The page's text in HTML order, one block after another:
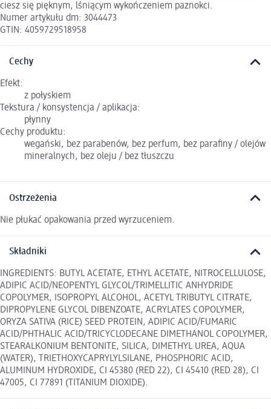
ciesz się pięknym, lśniącym wykończeniem paznokci.
Numer artykułu dm: 3044473
GTIN: 4059729518958
Cechy
Efekt:
z połyskiem
Tekstura / konsystencja / aplikacja:
płynny
Cechy produktu:
wegański, bez parabenów, bez perfum, bez parafiny / olejów
mineralnych, bez oleju / bez tłuszczu
Ostrzeżenia
Nie płukać opakowania przed wyrzuceniem.
Składniki
INGREDIENTS: BUTYL ACETATE, ETHYL ACETATE, NITROCELLULOSE,
ADIPIC ACID/NEOPENTYL GLYCOL/TRIMELLITIC ANHYDRIDE
COPOLYMER, ISOPROPYL ALCOHOL, ACETYL TRIBUTYL CITRATE,
DIPROPYLENE GLYCOL DIBENZOATE, ACRYLATES COPOLYMER,
ORYZA SATIVA (RICE) SEED PROTEIN, ADIPIC ACID/FUMARIC
ACID/PHTHALIC ACID/TRICYCLODECANE DIMETHANOL COPOLYMER,
STEARALKONIUM BENTONITE, SILICA, DIMETHYL UREA, AQUA
(WATER), TRIETHOXYCAPRYLYLSILANE, PHOSPHORIC ACID,
ALUMINUM HYDROXIDE, CI 45380 (RED 22), CI 45410 (RED 28), CI
47005, CI 77891 (TITANIUM DIOXIDE).